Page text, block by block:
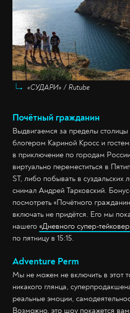
«СУДАРИ» / Rutube
Почётный гражданин
Выдвигаемся за пределы
блогером Кариной Кросс и
в приключение по городам
виртуально переместиться в
ST, либо побывать в суздальских
снимал Андрей Тарковский.
посмотреть «Почётного
включать не придётся. Его мы
нашего «Дневного супер-
по пятницу в 15:15.
Adventure Perm
Мы не можем не включить в этот
никакого глянца,
реальные эмоции,
Возможно, это шоу покажется